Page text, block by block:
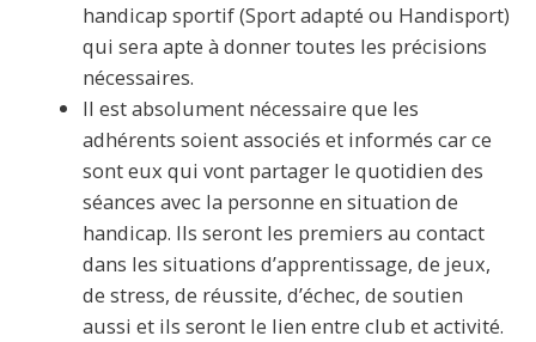
handicap sportif (Sport adapté ou Handisport)
qui sera apte à donner toutes les précisions
nécessaires.
Il est absolument nécessaire que les
adhérents soient associés et informés car ce
sont eux qui vont partager le quotidien des
séances avec la personne en situation de
handicap. Ils seront les premiers au contact
dans les situations d’apprentissage, de jeux,
de stress, de réussite, d’échec, de soutien
aussi et ils seront le lien entre club et activité.